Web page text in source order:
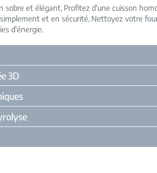
sobre et élégant Profitez d'une cuisson
et en sécurité Nettoyez votre
d'énergie
3D